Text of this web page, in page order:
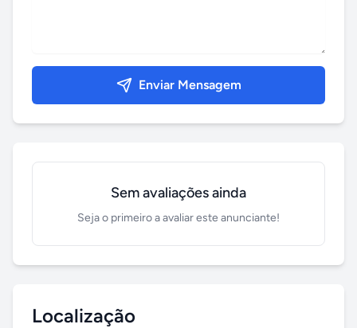
Enviar Mensagem
Sem avaliações ainda
Seja o primeiro a avaliar este anunciante!
Localização